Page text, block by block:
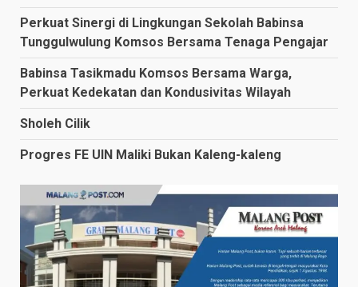
Perkuat Sinergi di Lingkungan Sekolah Babinsa
Tunggulwulung Komsos Bersama Tenaga Pengajar
Babinsa Tasikmadu Komsos Bersama Warga,
Perkuat Kedekatan dan Kondusivitas Wilayah
Sholeh Cilik
Progres FE UIN Maliki Bukan Kaleng-kaleng